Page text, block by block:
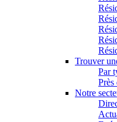
Trouver
Par
Près
Notre